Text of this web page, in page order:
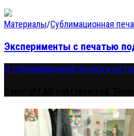
Материалы/Сублимационная
Эксперименты с печатью
О сублимационной печати и не